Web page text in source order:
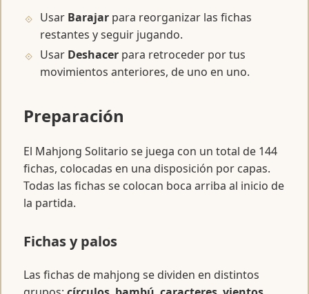
Usar Barajar para reorganizar las fichas
restantes y seguir jugando.
Usar Deshacer para retroceder por tus
movimientos anteriores, de uno en uno.
Preparación
El Mahjong Solitario se juega con un total de 144
fichas, colocadas en una disposición por capas.
Todas las fichas se colocan boca arriba al inicio de
la partida.
Fichas y palos
Las fichas de mahjong se dividen en distintos